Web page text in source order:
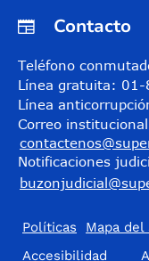
Contacto
Teléfono
Línea gratuita:
Línea
Correo
Notificaciones
Políticas Mapa del
Accesibilidad